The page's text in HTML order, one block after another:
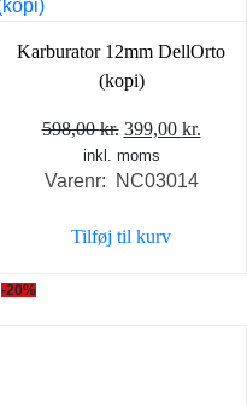
Karburator 12mm DellOrto
(kopi)
598,00kr. Den
oprindelige
pris
598,00 kr..
399,00 kr.
inkl. moms
Varenr: NC03014
Tilføj til kurv
-20%